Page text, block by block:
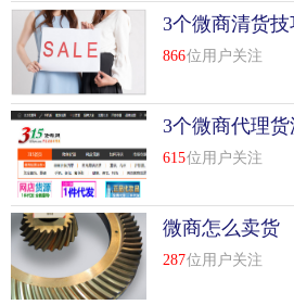
以一定要明确定位。应该明确你卖什
务。比如你卖的是保*品，那么你的
你的微信内容应该是基于这个想法，
人。就我柴公子而言，我是微商的自
定位是，微商是自媒体，写文章、讲
的话题。你的定位越准，你的客户群
高，粉丝就不会多，反而更准。
第二，提供价值
为什么关注你，除了你是我的朋友，
值。你漂亮，你能写文章，你能赚钱
3个微商清货技
866位用户关注
3个微商代理
615位用户关注
微商怎么卖货
287位用户关注